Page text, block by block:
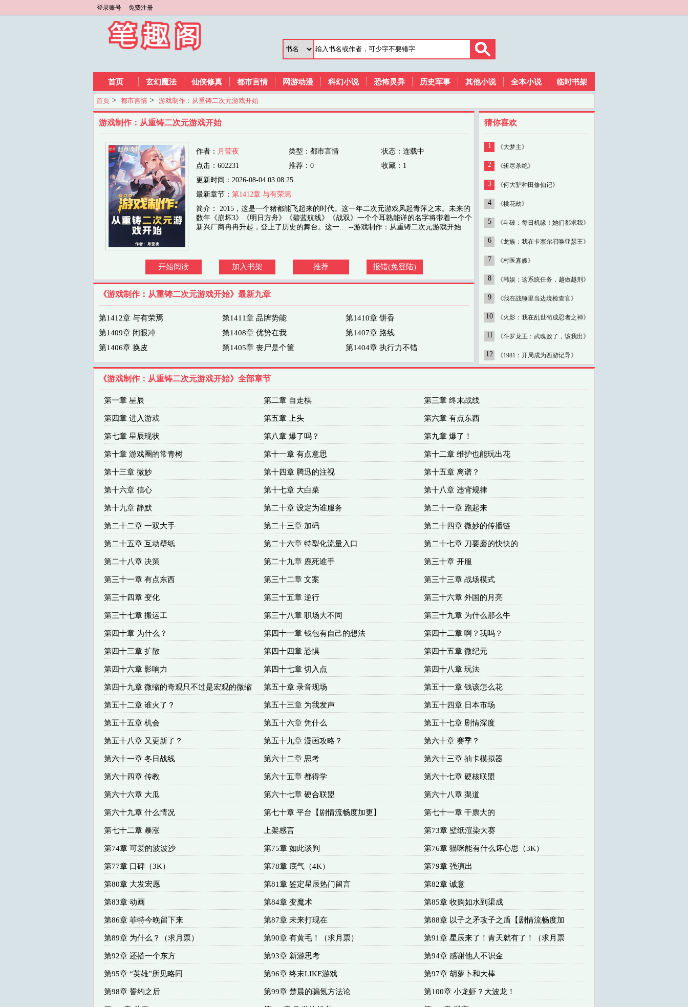
登录账号 免费注册
首页 玄幻魔法 仙侠修真 都市言情 网游动漫 科幻小说 恐怖灵异 历史军事 其他小说 全本小说 临时书架
首页 > 都市言情 > 游戏制作：从重铸二次元游戏开始
游戏制作：从重铸二次元游戏开始
作者： 月莹夜 类型：都市言情
状态：连载中
点击：602231
推荐：0
收藏：1
更新时间：2026-08-04 03:08:25
最新章节： 第1412章 与有荣焉
简介： 2015，这是一个猪都能飞起来的时代。这一年二次元游戏风起青萍之末。未来的
数年《崩坏3》《明日方舟》《碧蓝航线》《战双》一个个耳熟能详的名字将带着一个个
新兴厂商冉冉升起，登上了历史的舞台。这一… --游戏制作：从重铸二次元游戏开始
开始阅读 加入书架 推荐 报错(免登陆)
猜你喜欢
1 《大梦主》
2 《斩尽杀绝》
3 《何大驴种田修仙记》
4 《桃花劫》
5 《斗破：每日机缘！她们都求我》
6 《龙族：我在卡塞尔召唤亚瑟王》
7 《村医寡嫂》
8 《韩娱：这系统任务，越做越刑》
9 《我在战锤里当边境检查官》
10 《火影：我在乱世苟成忍者之神》
11 《斗罗龙王：武魂败了，该我出》
12 《1981：开局成为西游记导》
《游戏制作：从重铸二次元游戏开始》最新九章
第1412章 与有荣焉 第1411章 品牌势能
第1410章 饼香
第1409章 闭眼冲
第1408章 优势在我
第1407章 路线
第1406章 换皮
第1405章 丧尸是个筐 第1404章 执行力不错
《游戏制作：从重铸二次元游戏开始》全部章节
第一章 星辰 第二章 自走棋 第三章 终末战线
第四章 进入游戏 第五章 上头 第六章 有点东西
第七章 星辰现状 第八章 爆了吗？ 第九章 爆了！
第十章 游戏圈的常青树 第十一章 有点意思 第十二章 维护也能玩出花
第十三章 微妙 第十四章 腾迅的注视 第十五章 离谱？
第十六章 信心 第十七章 大白菜 第十八章 违背规律
第十九章 静默 第二十章 设定为谁服务 第二十一章 跑起来
第二十二章 一双大手 第二十三章 加码 第二十四章 微妙的传播链
第二十五章 互动壁纸 第二十六章 特型化流量入口 第二十七章 刀要磨的快快的
第二十八章 决策 第二十九章 鹿死谁手 第三十章 开服
第三十一章 有点东西 第三十二章 文案 第三十三章 战场模式
第三十四章 变化 第三十五章 逆行 第三十六章 外国的月亮
第三十七章 搬运工 第三十八章 职场大不同 第三十九章 为什么那么牛
第四十章 为什么？ 第四十一章 钱包有自己的想法 第四十二章 啊？我吗？
第四十三章 扩散 第四十四章 恐惧 第四十五章 微纪元
第四十六章 影响力 第四十七章 切入点 第四十八章 玩法
第四十九章 微缩的奇观只不过是宏观的微缩 第五十章 录音现场 第五十一章 钱该怎么花
第五十二章 谁火了？ 第五十三章 为我发声 第五十四章 日本市场
第五十五章 机会 第五十六章 凭什么 第五十七章 剧情深度
第五十八章 又更新了？ 第五十九章 漫画攻略？ 第六十章 赛季？
第六十一章 冬日战线 第六十二章 思考 第六十三章 抽卡模拟器
第六十四章 传教 第六十五章 都得学 第六十七章 硬核联盟
第六十六章 大瓜 第六十七章 硬合联盟 第六十八章 渠道
第六十九章 什么情况 第七十章 平台【剧情流畅度加更】 第七十一章 干票大的
第七十二章 暴涨 上架感言 第73章 壁纸渲染大赛
第74章 可爱的波波沙 第75章 如此谈判 第76章 猫咪能有什么坏心思（3K）
第77章 口碑（3K） 第78章 底气（4K） 第79章 强演出
第80章 大发宏愿 第81章 鉴定星辰热门留言 第82章 诚意
第83章 动画 第84章 变魔术 第85章 收购如水到渠成
第86章 菲特今晚留下来 第87章 未来打现在 第88章 以子之矛攻子之盾【剧情流畅度加
第89章 为什么？（求月票） 第90章 有黄毛！（求月票） 第91章 星辰来了！青天就有了！（求月票
第92章 还搭一个东方 第93章 新游思考 第94章 感谢他人不识金
第95章 “英雄”所见略同 第96章 终末LIKE游戏 第97章 胡萝卜和大棒
第98章 誓约之后 第99章 楚晨的骗氪方法论 第100章 小龙虾？大波龙！